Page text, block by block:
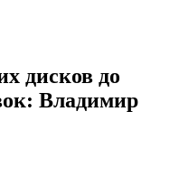
дисков до
Владимир